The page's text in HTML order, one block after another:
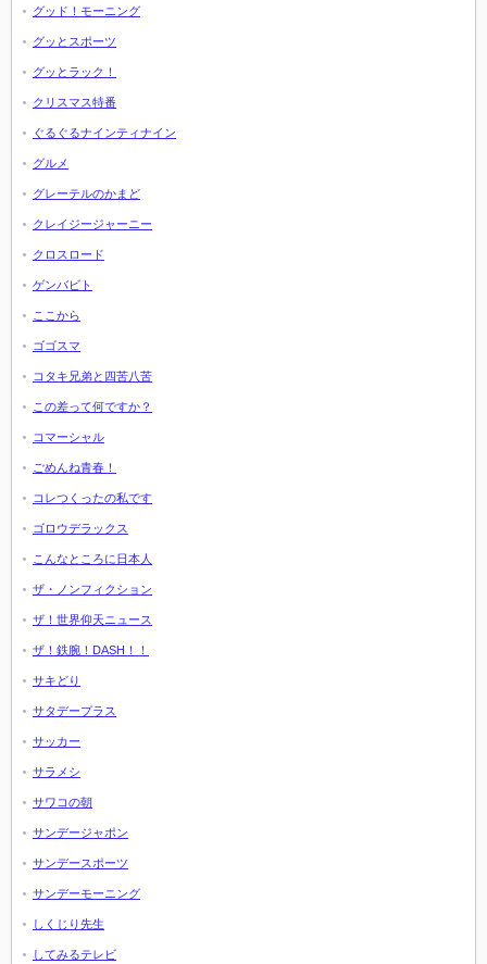
グッド！モーニング
グッとスポーツ
グッとラック！
クリスマス特番
ぐるぐるナインティナイン
グルメ
グレーテルのかまど
クレイジージャーニー
クロスロード
ゲンバビト
ここから
ゴゴスマ
コタキ兄弟と四苦八苦
この差って何ですか？
コマーシャル
ごめんね青春！
コレつくったの私です
ゴロウデラックス
こんなところに日本人
ザ・ノンフィクション
ザ！世界仰天ニュース
ザ！鉄腕！DASH！！
サキどり
サタデープラス
サッカー
サラメシ
サワコの朝
サンデージャポン
サンデースポーツ
サンデーモーニング
しくじり先生
してみるテレビ